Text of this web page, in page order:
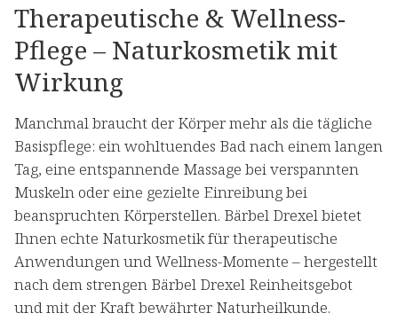
Therapeutische & Wellness-
Pflege – Naturkosmetik mit
Wirkung
Manchmal braucht der Körper mehr als die tägliche
Basispflege: ein wohltuendes Bad nach einem langen
Tag, eine entspannende Massage bei verspannten
Muskeln oder eine gezielte Einreibung bei
beanspruchten Körperstellen. Bärbel Drexel bietet
Ihnen echte Naturkosmetik für therapeutische
Anwendungen und Wellness-Momente – hergestellt
nach dem strengen Bärbel Drexel Reinheitsgebot
und mit der Kraft bewährter Naturheilkunde.